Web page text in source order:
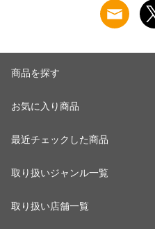
商品を探す
お気に入り商品
最近チェックした商品
取り扱いジャンル一覧
取り扱い店舗一覧